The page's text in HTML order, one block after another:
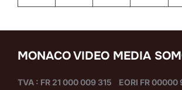
MONACO VIDEO MEDIA
TVA : FR 21 000 009 315 EORI FR 00000